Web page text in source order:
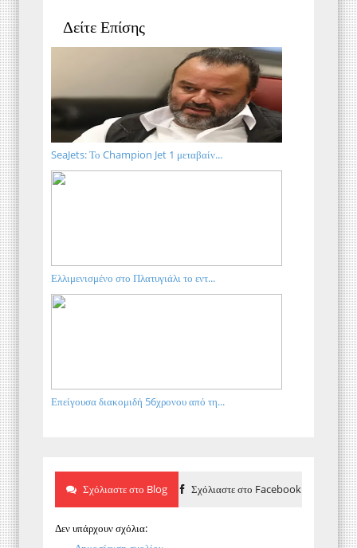
Δείτε Επίσης
SeaJets: Το Champion Jet 1 μεταβαίν...
Ελλιμενισμένο στο Πλατυγιάλι το εντ...
Επείγουσα διακομιδή 56χρονου από τη...
Σχόλιαστε στο Blog Σχόλιαστε στο Facebook
Δεν υπάρχουν σχόλια: